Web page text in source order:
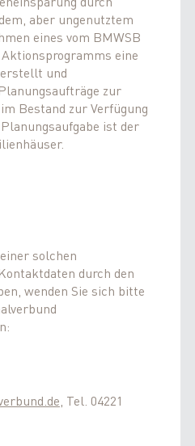
aber ungenutztem
eines vom BMWSB
eine
und
zur
Bestand zur Verfügung
ist der
solchen
durch den
wenden Sie sich bitte
, Tel. 04221